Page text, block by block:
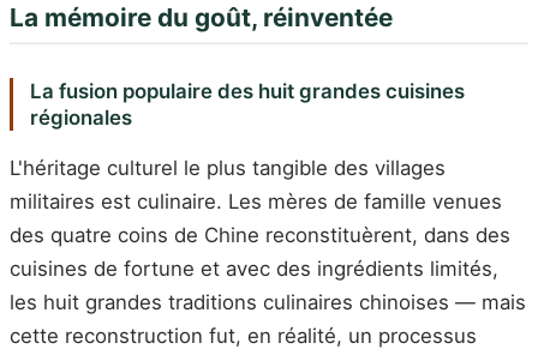
La mémoire du goût, réinventée
La fusion populaire des huit grandes cuisines
régionales
L'héritage culturel le plus tangible des villages
militaires est culinaire. Les mères de famille venues
des quatre coins de Chine reconstituèrent, dans des
cuisines de fortune et avec des ingrédients limités,
les huit grandes traditions culinaires chinoises — mais
cette reconstruction fut, en réalité, un processus